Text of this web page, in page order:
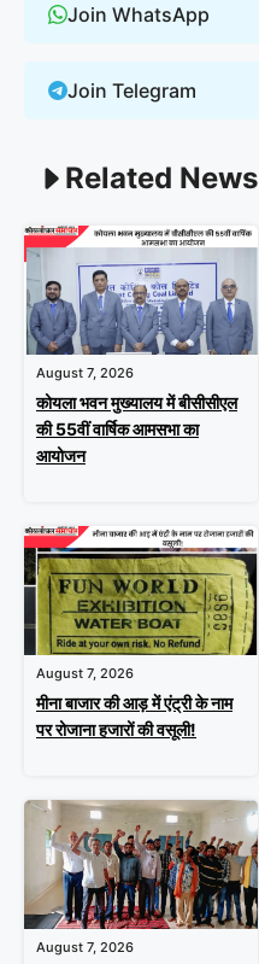
Join WhatsApp
Join Telegram
Related News
August 7, 2026
कोयला भवन मुख्यालय में बीसीसीएल
की 55वीं वार्षिक आमसभा का
आयोजन
August 7, 2026
मीना बाजार की आड़ में एंट्री के नाम
पर रोजाना हजारों की वसूली!
August 7, 2026